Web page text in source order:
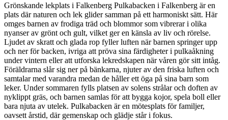
Grönskande lekplats i Falkenberg Pulkabacken i Falkenberg är en
plats där naturen och lek glider samman på ett harmoniskt sätt. Här
omges barnen av frodiga träd och blommor som vibrerar i olika
nyanser av grönt och gult, vilket ger en känsla av liv och rörelse.
Ljudet av skratt och glada rop fyller luften när barnen springer upp
och ner för backen, ivriga att pröva sina färdigheter i pulkaåkning
under vintern eller att utforska lekredskapen när våren gör sitt intåg.
Föräldrarna slår sig ner på bänkarna, njuter av den friska luften och
samtalar med varandra medan de håller ett öga på sina barn som
leker. Under sommaren fylls platsen av solens strålar och doften av
nyklippt gräs, och barnen samlas för att bygga kojor, spela boll eller
bara njuta av utelek. Pulkabacken är en mötesplats för familjer,
oavsett årstid, där gemenskap och glädje står i fokus.